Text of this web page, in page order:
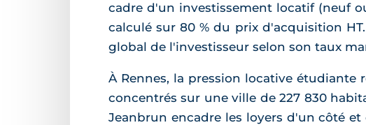
cadre d'un investissement locatif (neuf
calculé sur 80 % du prix d'acquisition
global de l'investisseur selon son taux
À Rennes, la pression locative
concentrés sur une ville de 227 830
Jeanbrun encadre les loyers d'un côté